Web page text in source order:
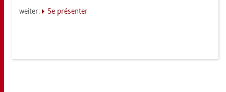
wei­ter:
Se présen­ter